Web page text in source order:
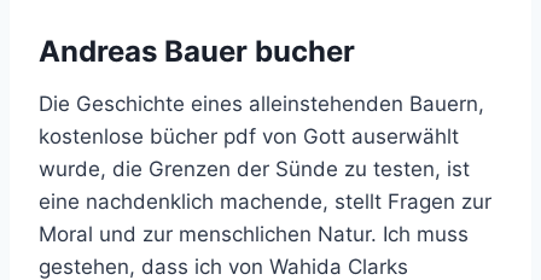
Andreas Bauer bucher
Die Geschichte eines alleinstehenden Bauern,
kostenlose bücher pdf von Gott auserwählt
wurde, die Grenzen der Sünde zu testen, ist
eine nachdenklich machende, stellt Fragen zur
Moral und zur menschlichen Natur. Ich muss
gestehen, dass ich von Wahida Clarks